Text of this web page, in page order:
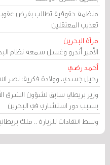
منظمة حقوقية تطالب بفرض
تعذيب المعتقلين
مرآة البحرين
الأمير أندرو وغسل سمعة نظام
أحمد رضي
رحيل جسدي، وولادة فكرية: نصر
وزير بريطاني سابق لشؤون الشرق
بسبب دور استشاري في البحرين
وسط انتقادات للزيارة .. ملك